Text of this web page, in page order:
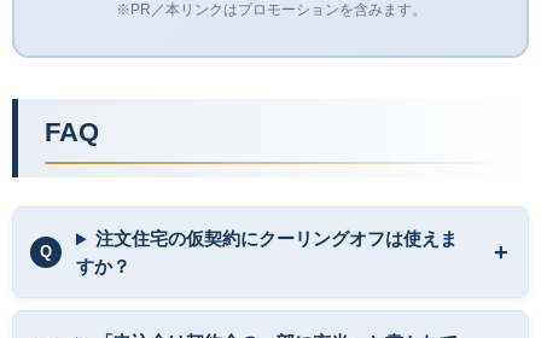
※PR／本リンクはプロモーションを含みます。
FAQ
注文住宅の仮契約にクーリングオフは使えま
すか？